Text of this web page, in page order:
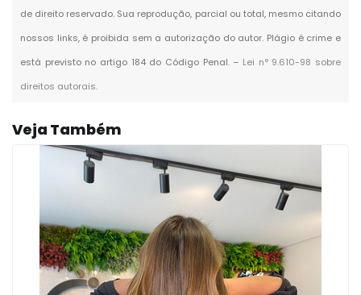
de direito reservado. Sua reprodução, parcial ou total, mesmo citando
nossos links, é proibida sem a autorização do autor. Plágio é crime e
está previsto no artigo 184 do Código Penal. – Lei n° 9.610-98 sobre
direitos autorais.
Veja Também